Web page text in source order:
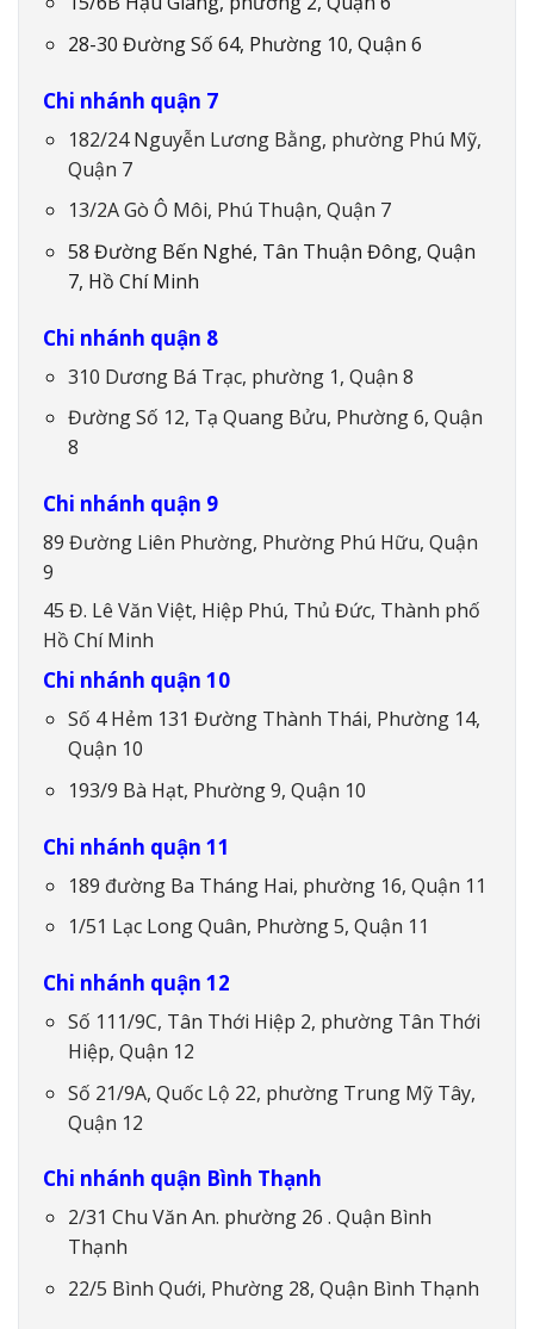
28-30 Đường Số 64, Phường 10, Quận 6
Chi nhánh quận 7
182/24 Nguyễn Lương Bằng, phường Phú Mỹ,
Quận 7
13/2A Gò Ô Môi, Phú Thuận, Quận 7
58 Đường Bến Nghé, Tân Thuận Đông, Quận
7, Hồ Chí Minh
Chi nhánh quận 8
310 Dương Bá Trạc, phường 1, Quận 8
Đường Số 12, Tạ Quang Bửu, Phường 6, Quận
8
Chi nhánh quận 9
89 Đường Liên Phường, Phường Phú Hữu, Quận
9
45 Đ. Lê Văn Việt, Hiệp Phú, Thủ Đức, Thành phố
Hồ Chí Minh
Chi nhánh quận 10
Số 4 Hẻm 131 Đường Thành Thái, Phường 14,
Quận 10
193/9 Bà Hạt, Phường 9, Quận 10
Chi nhánh quận 11
189 đường Ba Tháng Hai, phường 16, Quận 11
1/51 Lạc Long Quân, Phường 5, Quận 11
Chi nhánh quận 12
Số 111/9C, Tân Thới Hiệp 2, phường Tân Thới
Hiệp, Quận 12
Số 21/9A, Quốc Lộ 22, phường Trung Mỹ Tây,
Quận 12
Chi nhánh quận Bình Thạnh
2/31 Chu Văn An. phường 26 . Quận Bình
Thạnh
22/5 Bình Quới, Phường 28, Quận Bình Thạnh